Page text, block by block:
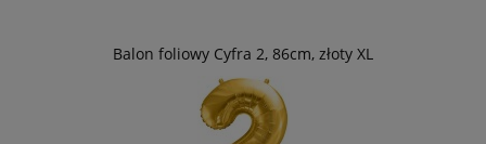
Balon foliowy Cyfra 2, 86cm, złoty XL